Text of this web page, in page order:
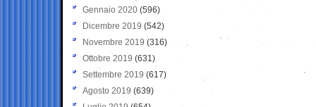
Gennaio 2020 (596)
Dicembre 2019 (542)
Novembre 2019 (316)
Ottobre 2019 (631)
Settembre 2019 (617)
Agosto 2019 (639)